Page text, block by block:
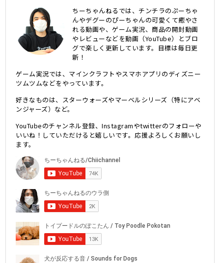
ちーちゃんねるでは、チンチラのぷーちゃ
んやデグーのぴーちゃんの可愛くて癒やさ
れる動画や、ゲーム実況、商品の開封動画
やレビューなどを動画（YouTube）とブロ
グで楽しく更新しています。目標は毎日更
新！
ゲーム実況では、マインクラフトやスマホアプリのディズニー
ツムツムなどをやっています。
好きなものは、スターウォーズやマーベルシリーズ（特にアベ
ンジャーズ）など。
YouTubeのチャンネル登録、Instagramやtwitterのフォローや
いいね！していただけると嬉しいです。応援よろしくお願いし
ます。